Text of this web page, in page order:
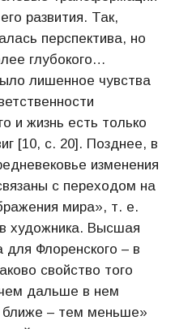
развития. Так,
перспектива, но
глубокого…
лишенное чувства
и жизнь есть только
[10, с. 20]. Позднее, в
изменения
с переходом на
мира», т. е.
художника. Высшая
для Флоренского – в
свойство того
дальше в нем
– тем меньше»